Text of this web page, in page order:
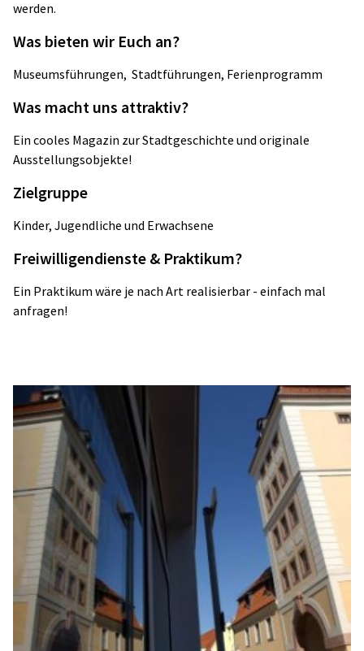
werden.
Was bieten wir Euch an?
Museumsführungen, Stadtführungen, Ferienprogramm
Was macht uns attraktiv?
Ein cooles Magazin zur Stadtgeschichte und originale
Ausstellungsobjekte!
Zielgruppe
Kinder, Jugendliche und Erwachsene
Freiwilligendienste & Praktikum?
Ein Praktikum wäre je nach Art realisierbar - einfach mal
anfragen!